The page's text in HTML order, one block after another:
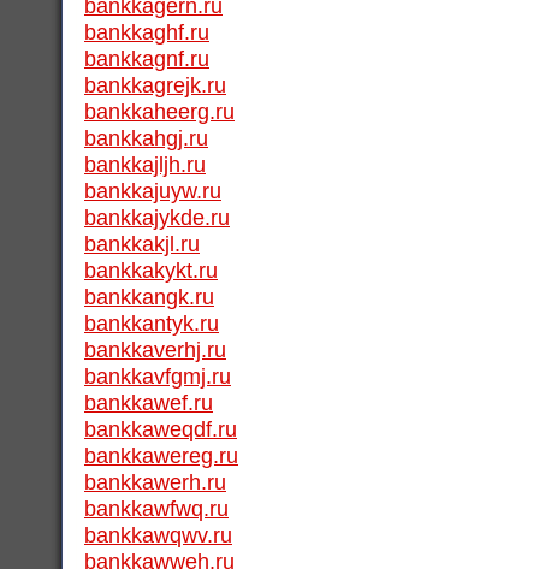
bankkagern.ru
bankkaghf.ru
bankkagnf.ru
bankkagrejk.ru
bankkaheerg.ru
bankkahgj.ru
bankkajljh.ru
bankkajuyw.ru
bankkajykde.ru
bankkakjl.ru
bankkakykt.ru
bankkangk.ru
bankkantyk.ru
bankkaverhj.ru
bankkavfgmj.ru
bankkawef.ru
bankkaweqdf.ru
bankkawereg.ru
bankkawerh.ru
bankkawfwq.ru
bankkawqwv.ru
bankkawweh.ru